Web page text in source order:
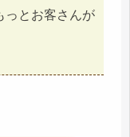
っとお客さんが